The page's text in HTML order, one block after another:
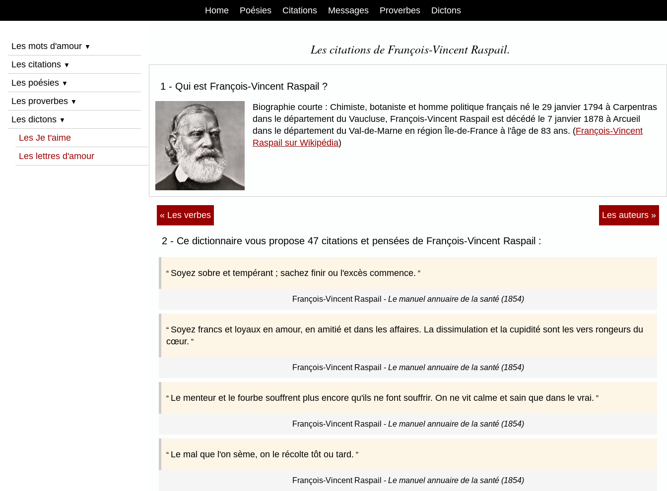
Home Poésies Citations Messages Proverbes Dictons
Les mots d'amour ▼
Les citations ▼
Les poésies ▼
Les proverbes ▼
Les dictons ▼
Les Je t'aime
Les lettres d'amour
Les citations de François-Vincent Raspail.
1 - Qui est François-Vincent Raspail ?
Biographie courte : Chimiste, botaniste et homme politique français né le 29 janvier 1794 à Carpentras
dans le département du Vaucluse, François-Vincent Raspail est décédé le 7 janvier 1878 à Arcueil
dans le département du Val-de-Marne en région Île-de-France à l'âge de 83 ans. (François-Vincent
Raspail sur Wikipédia)
« Les verbes Les auteurs »
2 - Ce dictionnaire vous propose 47 citations et pensées de François-Vincent Raspail :
Soyez sobre et tempérant ; sachez finir ou l'excès commence.
François-Vincent Raspail - Le manuel annuaire de la santé (1854)
Soyez francs et loyaux en amour, en amitié et dans les affaires. La dissimulation et la cupidité sont les vers rongeurs du
cœur.
François-Vincent Raspail - Le manuel annuaire de la santé (1854)
Le menteur et le fourbe souffrent plus encore qu'ils ne font souffrir. On ne vit calme et sain que dans le vrai.
François-Vincent Raspail - Le manuel annuaire de la santé (1854)
Le mal que l'on sème, on le récolte tôt ou tard.
François-Vincent Raspail - Le manuel annuaire de la santé (1854)